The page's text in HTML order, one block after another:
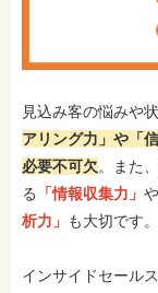
見込み客の悩みや
アリング力」や「
必要不可欠。また
る
「情報収集力」
析力」 も大切です。
インサイドセール